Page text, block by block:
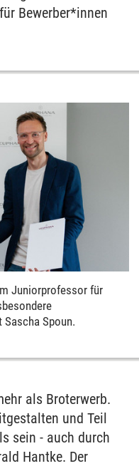
Bewerber*innen
Juniorprofessor für
Spoun.
als Broterwerb.
und Teil
sein - auch durch
Hantke. Der